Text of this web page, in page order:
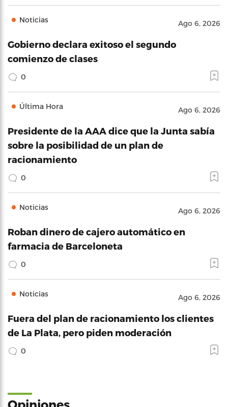
Noticias Ago 6, 2026
Gobierno declara exitoso el segundo
comienzo de clases
0
Última Hora Ago 6, 2026
Presidente de la AAA dice que la Junta sabía
sobre la posibilidad de un plan de
racionamiento
0
Noticias Ago 6, 2026
Roban dinero de cajero automático en
farmacia de Barceloneta
0
Noticias Ago 6, 2026
Fuera del plan de racionamiento los clientes
de La Plata, pero piden moderación
0